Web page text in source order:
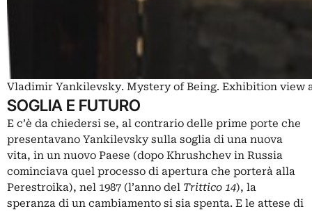
Vladimir Yankilevsky. Mystery of Being. Exhibition view
SOGLIA E FUTURO
E c’è da chiedersi se, al contrario delle prime porte che
presentavano Yankilevsky sulla soglia di una nuova
vita, in un nuovo Paese (dopo Khrushchev in Russia
cominciava quel processo di apertura che porterà alla
Perestroika), nel 1987 (l’anno del Trittico 14), la
speranza di un cambiamento si sia spenta. E le attese di